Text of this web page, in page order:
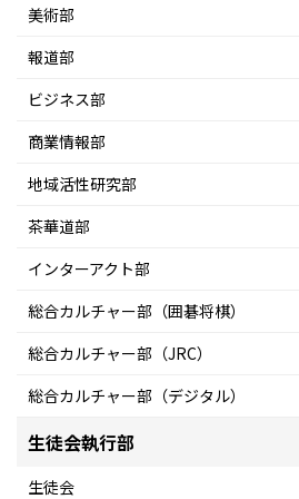
美術部
報道部
ビジネス部
商業情報部
地域活性研究部
茶華道部
インターアクト部
総合カルチャー部（囲碁将棋）
総合カルチャー部（JRC）
総合カルチャー部（デジタル）
生徒会執行部
生徒会